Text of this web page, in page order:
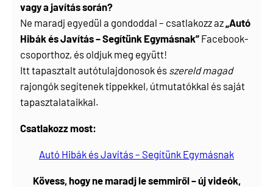
vagy a javítás során?
Ne maradj egyedül a gondoddal – csatlakozz az„Autó
Hibák és Javítás – Segítünk Egymásnak” Facebook-
csoporthoz, és oldjuk meg együtt!
Itt tapasztalt autótulajdonosok és szereld magad
rajongók segítenek tippekkel, útmutatókkal és saját
tapasztalataikkal.
Csatlakozz most:
Autó Hibák és Javítás – Segítünk Egymásnak
Kövess, hogy ne maradj le semmiről – új videók,